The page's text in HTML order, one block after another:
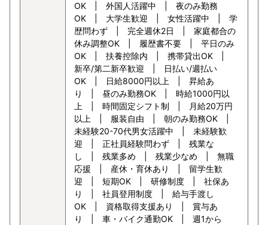
OK | 外国人活躍中 | 夜のみ勤務
OK | 大学生歓迎 | 女性活躍中 | 学
歴問わず | 完全週休2日 | 家庭都合の
休み調整OK | 履歴書不要 | 平日のみ
OK | 扶養控除内 | 携帯貸出OK |
新卒/第二新卒歓迎 | 日払い/週払い
OK | 日給8000円以上 | 昇給あ
り | 昼のみ勤務OK | 時給1000円以
上 | 時間固定シフト制 | 月給20万円
以上 | 服装自由 | 朝のみ勤務OK |
未経験20-70代男女活躍中 | 未経験歓
迎 | 正社員経験問わず | 残業な
し | 残業多め | 残業少なめ | 無職
応援 | 産休・育休あり | 留学生歓
迎 | 短期OK | 研修制度 | 社保あ
り | 社員登用制度 | 給与手渡し
OK | 資格取得支援あり | 賞与あ
り | 車・バイク通勤OK | 週1から